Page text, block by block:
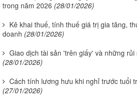
trong năm 2026 (28/01/2026)
Kê khai thuế, tính thuế giá trị gia tăng,
doanh (28/01/2026)
Giao dịch tài sản 'trên giấy' và những
(28/01/2026)
Cách tính lương hưu khi nghỉ trước tuổi
(27/01/2026)